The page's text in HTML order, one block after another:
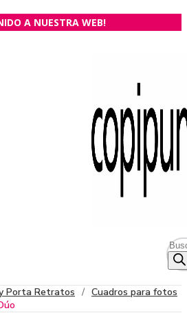
A NUESTRA WEB!
de
Porta Retratos / Cuadros para fotos